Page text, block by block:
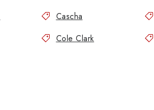
Cascha
Cole Clark